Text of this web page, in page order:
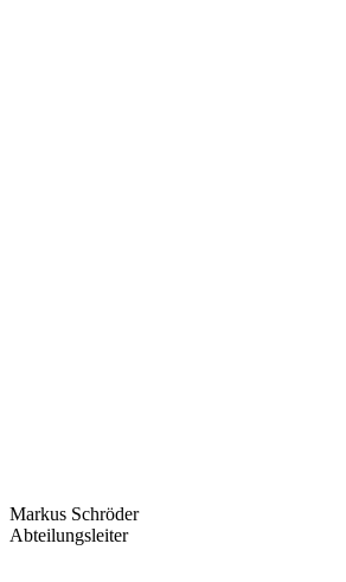
Markus Schröder
Abteilungsleiter